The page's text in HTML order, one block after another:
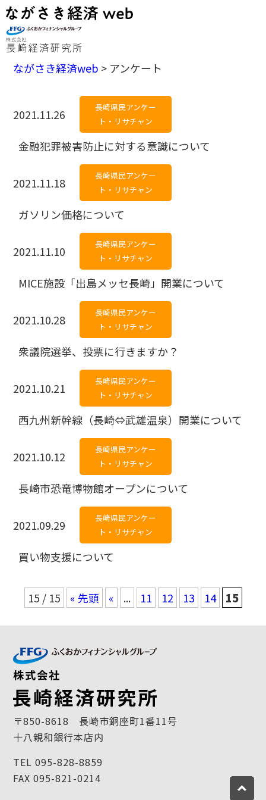
ながさき経済web > アンケート
2021.11.26
長崎県民アンケー
ト・リサチャン
金融犯罪被害防止に対する意識について
2021.11.18
長崎県民アンケー
ト・リサチャン
ガソリン価格について
2021.11.10
長崎県民アンケー
ト・リサチャン
MICE施設「出島メッセ長崎」開業について
2021.10.28
長崎県民アンケー
ト・リサチャン
衆議院選挙、投票に行きますか？
2021.10.21
長崎県民アンケー
ト・リサチャン
西九州新幹線（長崎⇔武雄温泉）開業について
2021.10.12
長崎県民アンケー
ト・リサチャン
長崎市恐竜博物館オープンについて
2021.09.29
長崎県民アンケー
ト・リサチャン
買い物支援について
15 / 15 « 先頭 « ... 11 12 13 14 15
〒850-8618 長崎市銅座町1番11号
十八親和銀行本店内
TEL 095-828-8859
FAX 095-821-0214